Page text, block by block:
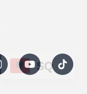
SQ